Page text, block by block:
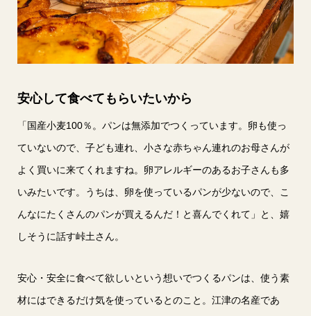
安心して食べてもらいたいから
「国産小麦100％。パンは無添加でつくっています。卵も使っ
ていないので、子ども連れ、小さな赤ちゃん連れのお母さんが
よく買いに来てくれますね。卵アレルギーのあるお子さんも多
いみたいです。うちは、卵を使っているパンが少ないので、こ
んなにたくさんのパンが買えるんだ！と喜んでくれて」と、嬉
しそうに話す峠土さん。
安心・安全に食べて欲しいという想いでつくるパンは、使う素
材にはできるだけ気を使っているとのこと。江津の名産であ